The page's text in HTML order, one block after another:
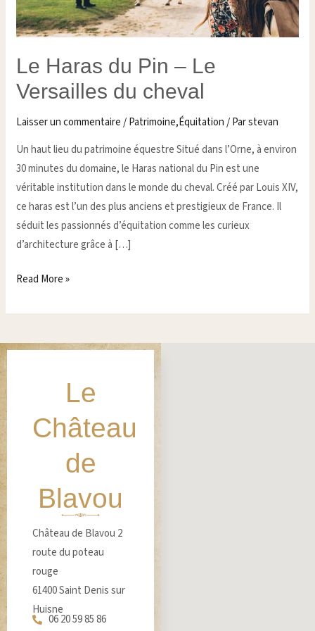
Le Haras du Pin – Le
Versailles du cheval
Laisser un commentaire/Patrimoine,Équitation/ Parstevan
Un haut lieu du patrimoine équestre Situé dans l’Orne, à environ
30 minutes du domaine, le Haras national du Pin est une
véritable institution dans le monde du cheval. Créé par Louis XIV,
ce haras est l’un des plus anciens et prestigieux de France. Il
séduit les passionnés d’équitation comme les curieux
d’architecture grâce à […]
du
cheval
Read More »
Le
Château
de
Blavou
Château de Blavou 2
route du poteau
rouge
61400 Saint Denis sur
Huisne
06 20 59 85 86